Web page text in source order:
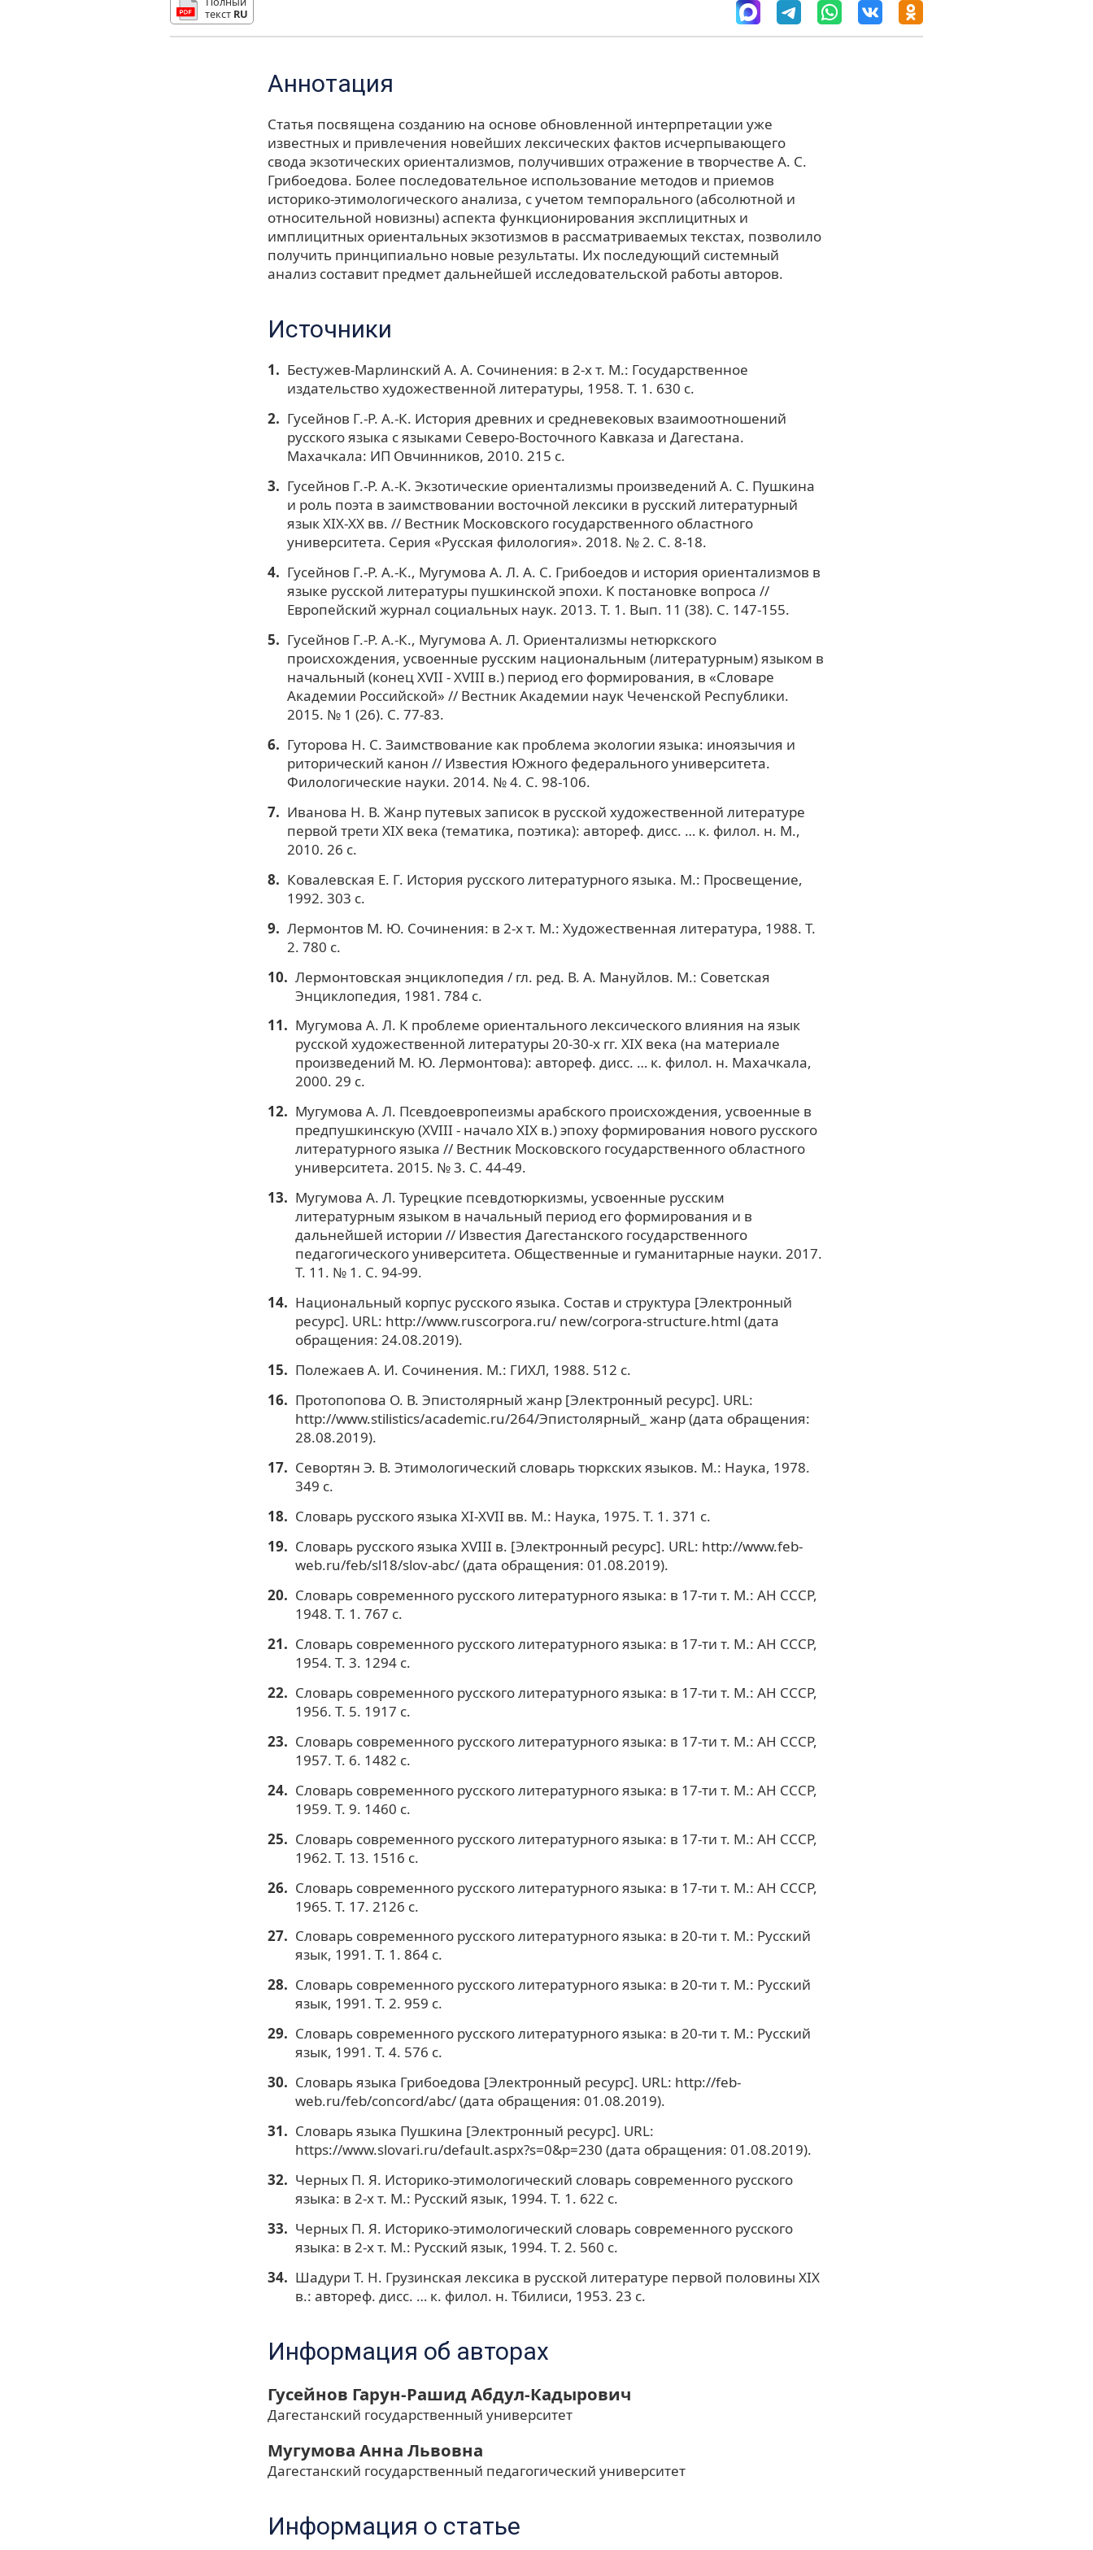
текст RU
Аннотация
Статья посвящена созданию на основе обновленной интерпретации уже
известных и привлечения новейших лексических фактов исчерпывающего
свода экзотических ориентализмов, получивших отражение в творчестве А. С.
Грибоедова. Более последовательное использование методов и приемов
историко-этимологического анализа, с учетом темпорального (абсолютной и
относительной новизны) аспекта функционирования эксплицитных и
имплицитных ориентальных экзотизмов в рассматриваемых текстах, позволило
получить принципиально новые результаты. Их последующий системный
анализ составит предмет дальнейшей исследовательской работы авторов.
Источники
Бестужев-Марлинский А. А. Сочинения: в 2-х т. М.: Государственное
издательство художественной литературы, 1958. Т. 1. 630 с.
Гусейнов Г.-Р. А.-К. История древних и средневековых взаимоотношений
русского языка с языками Северо-Восточного Кавказа и Дагестана.
Махачкала: ИП Овчинников, 2010. 215 с.
Гусейнов Г.-Р. А.-К. Экзотические ориентализмы произведений А. С. Пушкина
и роль поэта в заимствовании восточной лексики в русский литературный
язык ХIХ-ХХ вв. // Вестник Московского государственного областного
университета. Серия «Русская филология». 2018. № 2. С. 8-18.
Гусейнов Г.-Р. А.-К., Мугумова А. Л. А. С. Грибоедов и история ориентализмов в
языке русской литературы пушкинской эпохи. К постановке вопроса //
Европейский журнал социальных наук. 2013. Т. 1. Вып. 11 (38). С. 147-155.
Гусейнов Г.-Р. А.-К., Мугумова А. Л. Ориентализмы нетюркского
происхождения, усвоенные русским национальным (литературным) языком в
начальный (конец XVII - XVIII в.) период его формирования, в «Словаре
Академии Российской» // Вестник Академии наук Чеченской Республики.
2015. № 1 (26). С. 77-83.
Гуторова Н. С. Заимствование как проблема экологии языка: иноязычия и
риторический канон // Известия Южного федерального университета.
Филологические науки. 2014. № 4. С. 98-106.
Иванова Н. В. Жанр путевых записок в русской художественной литературе
первой трети XIX века (тематика, поэтика): автореф. дисс. … к. филол. н. М.,
2010. 26 с.
Ковалевская Е. Г. История русского литературного языка. М.: Просвещение,
1992. 303 с.
Лермонтов М. Ю. Сочинения: в 2-х т. М.: Художественная литература, 1988. Т.
2. 780 с.
Лермонтовская энциклопедия / гл. ред. В. А. Мануйлов. М.: Советская
Энциклопедия, 1981. 784 с.
Мугумова А. Л. К проблеме ориентального лексического влияния на язык
русской художественной литературы 20-30-х гг. XIX века (на материале
произведений М. Ю. Лермонтова): автореф. дисс. … к. филол. н. Махачкала,
2000. 29 с.
Мугумова А. Л. Псевдоевропеизмы арабского происхождения, усвоенные в
предпушкинскую (XVIII - начало XIX в.) эпоху формирования нового русского
литературного языка // Вестник Московского государственного областного
университета. 2015. № 3. С. 44-49.
Мугумова А. Л. Турецкие псевдотюркизмы, усвоенные русским
литературным языком в начальный период его формирования и в
дальнейшей истории // Известия Дагестанского государственного
педагогического университета. Общественные и гуманитарные науки. 2017.
Т. 11. № 1. С. 94-99.
Национальный корпус русского языка. Состав и структура [Электронный
ресурс]. URL: http://www.ruscorpora.ru/ new/corpora-structure.html (дата
обращения: 24.08.2019).
Полежаев А. И. Сочинения. М.: ГИХЛ, 1988. 512 с.
Протопопова О. В. Эпистолярный жанр [Электронный ресурс]. URL:
http://www.stilistics/academic.ru/264/Эпистолярный_ жанр (дата обращения:
28.08.2019).
Севортян Э. В. Этимологический словарь тюркских языков. М.: Наука, 1978.
349 с.
Словарь русского языка ХI-XVII вв. М.: Наука, 1975. Т. 1. 371 с.
Словарь русского языка XVIII в. [Электронный ресурс]. URL: http://www.feb-
web.ru/feb/sl18/slov-abc/ (дата обращения: 01.08.2019).
Словарь современного русского литературного языка: в 17-ти т. М.: АН СССР,
1948. Т. 1. 767 с.
Словарь современного русского литературного языка: в 17-ти т. М.: АН СССР,
1954. Т. 3. 1294 с.
Словарь современного русского литературного языка: в 17-ти т. М.: АН СССР,
1956. Т. 5. 1917 с.
Словарь современного русского литературного языка: в 17-ти т. М.: АН СССР,
1957. Т. 6. 1482 с.
Словарь современного русского литературного языка: в 17-ти т. М.: АН СССР,
1959. Т. 9. 1460 с.
Словарь современного русского литературного языка: в 17-ти т. М.: АН СССР,
1962. Т. 13. 1516 с.
Словарь современного русского литературного языка: в 17-ти т. М.: АН СССР,
1965. Т. 17. 2126 с.
Словарь современного русского литературного языка: в 20-ти т. М.: Русский
язык, 1991. Т. 1. 864 с.
Словарь современного русского литературного языка: в 20-ти т. М.: Русский
язык, 1991. Т. 2. 959 с.
Словарь современного русского литературного языка: в 20-ти т. М.: Русский
язык, 1991. Т. 4. 576 с.
Словарь языка Грибоедова [Электронный ресурс]. URL: http://feb-
web.ru/feb/concord/abc/ (дата обращения: 01.08.2019).
Словарь языка Пушкина [Электронный ресурс]. URL:
https://www.slovari.ru/default.aspx?s=0&p=230 (дата обращения: 01.08.2019).
Черных П. Я. Историко-этимологический словарь современного русского
языка: в 2-х т. М.: Русский язык, 1994. Т. 1. 622 с.
Черных П. Я. Историко-этимологический словарь современного русского
языка: в 2-х т. М.: Русский язык, 1994. Т. 2. 560 с.
Шадури Т. Н. Грузинская лексика в русской литературе первой половины XIX
в.: автореф. дисс. … к. филол. н. Тбилиси, 1953. 23 с.
Информация об авторах
Гусейнов Гарун-Рашид Абдул-Кадырович
Дагестанский государственный университет
Мугумова Анна Львовна
Дагестанский государственный педагогический университет
Информация о статье